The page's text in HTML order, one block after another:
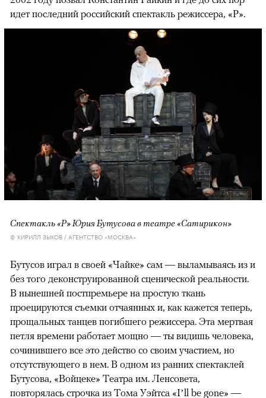
идет последний российский спектакль режиссера, «Р».
Спектакль «Р» Юрия Бутусова в театре «Сатирикон»
© КИРИЛЛ ЗЫКОВ / АГЕНТСТВО «МОСКВА»
Бутусов играл в своей «Чайке» сам — выламываясь из и
без того деконструированной сценической реальности.
В нынешней постпремьере на простую ткань
проецируются съемки отчаянных и, как кажется теперь,
прощальных танцев погибшего режиссера. Эта мертвая
петля времени работает мощно — ты видишь человека,
сочинившего все это действо со своим участием, но
отсутствующего в нем. В одном из ранних спектаклей
Бутусова, «Войцеке» Театра им. Ленсовета,
повторялась строчка из Тома Уэйтса «I’ll be gone» —